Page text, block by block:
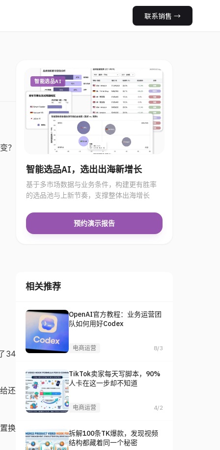
联系销售 →
？
34
还
换
智能选品AI
智能选品AI，选出出海新增长
基于多市场数据与业务条件，构建更有胜率
的选品池与上新节奏，支撑整体出海增长
预约演示报告
相关推荐
OpenAI官方教程：业务运营团
队如何用好Codex
电商运营 8/3
TikTok卖家每天写脚本，90%
人卡在这一步却不知道
电商运营 4/2
拆解100条TK爆款，发现视频
结构都藏着同一个秘密